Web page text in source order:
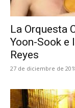
La Orquesta
Yoon-Sook
Reyes
27 de diciembre de